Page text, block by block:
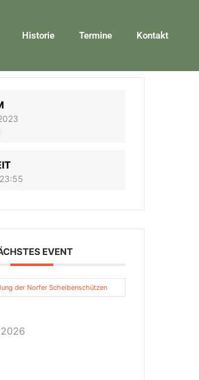
Historie Termine Kontakt
EVENT
der Norfer Scheibenschützen